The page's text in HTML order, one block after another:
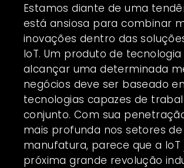
Estamos diante de uma
está ansiosa para combinar
inovações dentro das
IoT. Um produto de tecnologia
alcançar uma determinada
negócios deve ser baseado
tecnologias capazes de
conjunto. Com sua
mais profunda nos setores
manufatura, parece que a IoT
próxima grande revolução